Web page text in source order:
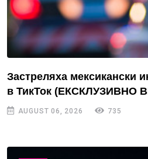
Застреляха мексикански
в ТикТок (ЕКСКЛУЗИВНО
AUGUST 06, 2026 735